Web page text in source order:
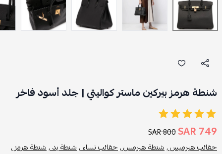
شنطة هرمز بيركين ماستر كواليتي | جلد أسود فاخر
749 SAR
800 SAR
حقائب هيرميس ,شنطة هيرمس ,حقائب نساء ,شنطة يد ,شنطة هرمز ,